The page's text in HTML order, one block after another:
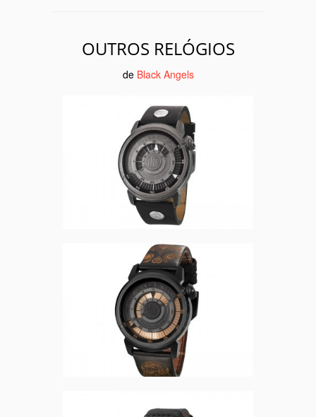
OUTROS RELÓGIOS
de Black Angels